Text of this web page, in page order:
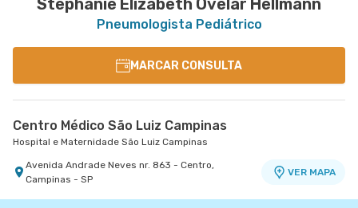
Stephanie Elizabeth Ovelar Hellmann
Pneumologista Pediátrico
MARCAR CONSULTA
Centro Médico São Luiz Campinas
Hospital e Maternidade São Luiz Campinas
Avenida Andrade Neves nr. 863 - Centro,
Campinas - SP
VER MAPA